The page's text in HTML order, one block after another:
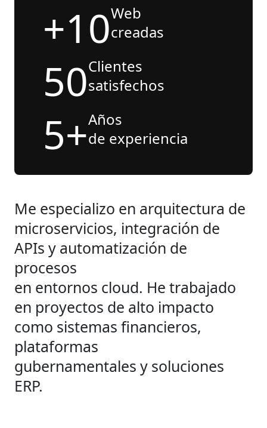
+10Web
creadas
50Clientes
satisfechos
5+Años
de experiencia
Me especializo en arquitectura de
microservicios, integración de
APIs y automatización de
procesos
en entornos cloud. He trabajado
en proyectos de alto impacto
como sistemas financieros,
plataformas
gubernamentales y soluciones
ERP.